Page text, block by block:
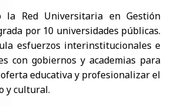
la Red Universitaria en Gestión
por 10 universidades públicas.
esfuerzos interinstitucionales e
con gobiernos y academias para
educativa y profesionalizar el
y cultural.